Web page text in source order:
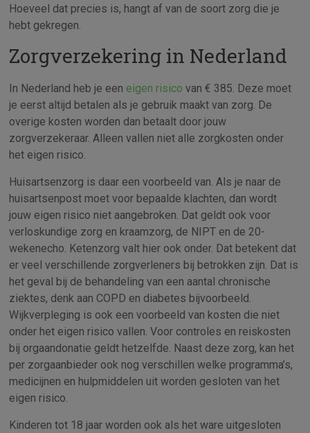
Hoeveel dat precies is, hangt af van de soort zorg die je
hebt gekregen.
Zorgverzekering in Nederland
In Nederland heb je een eigen risico van € 385. Deze moet
je eerst altijd betalen als je gebruik maakt van zorg. De
overige kosten worden dan betaalt door jouw
zorgverzekeraar. Alleen vallen niet alle zorgkosten onder
het eigen risico.
Huisartsenzorg is daar een voorbeeld van. Als je naar de
huisartsenpost moet voor bepaalde klachten, dan wordt
jouw eigen risico niet aangebroken. Dat geldt ook voor
verloskundige zorg en kraamzorg, de NIPT en de 20-
wekenecho. Ketenzorg valt hier ook onder. Dat betekent dat
er veel verschillende zorgverleners bij betrokken zijn. Dat is
het geval bij de behandeling van een aantal chronische
ziektes, denk aan COPD en diabetes bijvoorbeeld.
Wijkverpleging is ook een voorbeeld van kosten die niet
onder het eigen risico vallen. Voor controles en reiskosten
bij orgaandonatie geldt hetzelfde. Naast deze zorg, kan het
per zorgaanbieder ook nog verschillen welke programma’s,
medicijnen en hulpmiddelen uit worden gesloten van het
eigen risico.
Kinderen tot 18 jaar worden ook als het ware uitgesloten